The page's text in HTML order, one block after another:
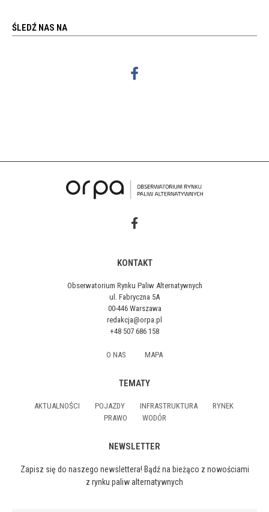
ŚLEDŹ NAS NA
KONTAKT
Obserwatorium Rynku Paliw Alternatywnych
ul. Fabryczna 5A
00-446 Warszawa
redakcja@orpa.pl
+48 507 686 158
O NAS MAPA
TEMATY
AKTUALNOŚCI POJAZDY INFRASTRUKTURA
RYNEK
PRAWO
WODÓR
NEWSLETTER
Zapisz się do naszego newslettera! Bądź na bieżąco z nowościami
z rynku paliw alternatywnych